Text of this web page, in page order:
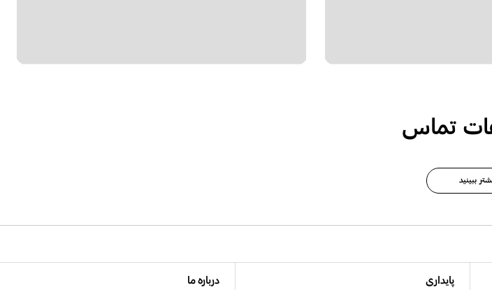
تماس
ببینید
پایداری درباره ما